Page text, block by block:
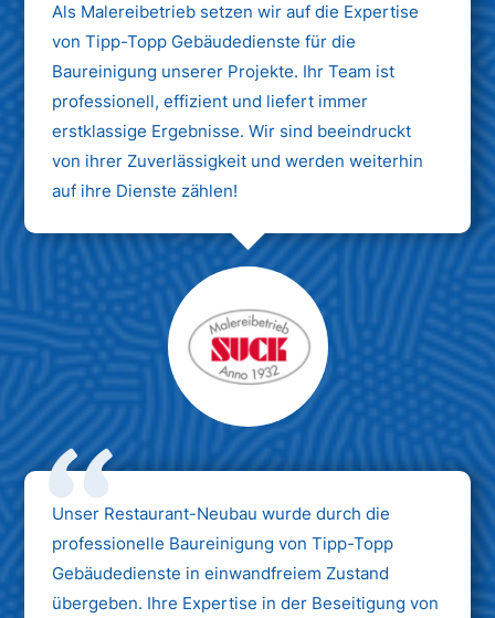
Als Malereibetrieb setzen wir auf die Expertise
von Tipp-Topp Gebäudedienste für die
Baureinigung unserer Projekte. Ihr Team ist
professionell, effizient und liefert immer
erstklassige Ergebnisse. Wir sind beeindruckt
von ihrer Zuverlässigkeit und werden weiterhin
auf ihre Dienste zählen!
Unser Restaurant-Neubau wurde durch die
professionelle Baureinigung von Tipp-Topp
Gebäudedienste in einwandfreiem Zustand
übergeben. Ihre Expertise in der Beseitigung von